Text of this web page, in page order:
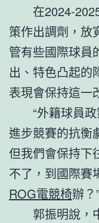
在2024-
策作出調劑，放
管有些國際球員
出、特色凸起的
表現會保持這一
“外籍球員
進步競賽的抗衡
但我們會保持下
不了，到國際賽
ROG電競椅辦？”
郭振明說，